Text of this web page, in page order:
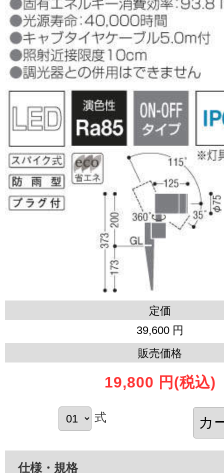
定価
39,600 円
販売価格
19,800 円 (税込)
式
仕様・規格